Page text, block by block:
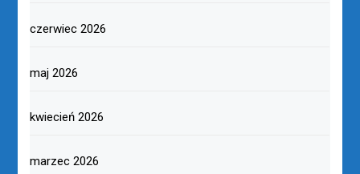
czerwiec 2026
maj 2026
kwiecień 2026
marzec 2026